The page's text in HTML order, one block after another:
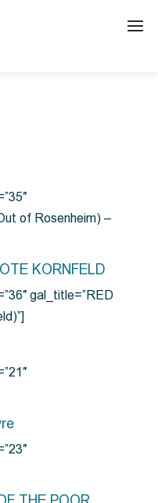
of Rosenheim) –
KORNFELD
gal_title=”RED